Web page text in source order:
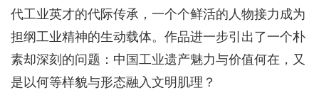
代工业英才的代际传承，一个个鲜活的人物接力成为
担纲工业精神的生动载体。作品进一步引出了一个朴
素却深刻的问题：中国工业遗产魅力与价值何在，又
是以何等样貌与形态融入文明肌理？